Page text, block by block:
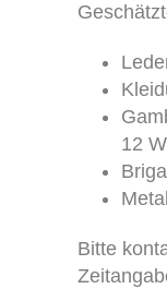
12
Bitte